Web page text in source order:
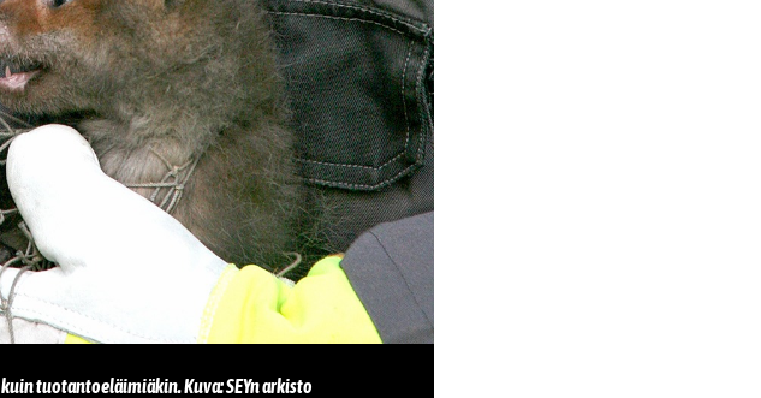
tuotantoeläimiäkin. Kuva: SEYn arkisto